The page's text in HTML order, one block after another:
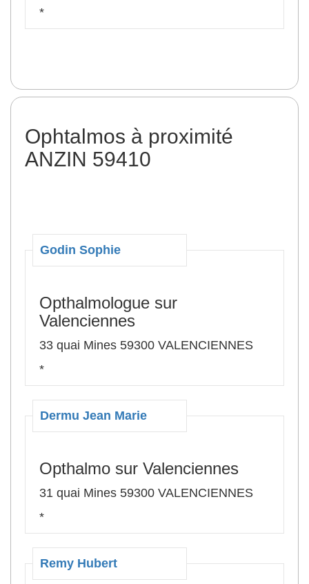
*
Ophtalmos à proximité
ANZIN 59410
Godin Sophie
Opthalmologue sur
Valenciennes
33 quai Mines 59300 VALENCIENNES
*
Dermu Jean Marie
Opthalmo sur Valenciennes
31 quai Mines 59300 VALENCIENNES
*
Remy Hubert